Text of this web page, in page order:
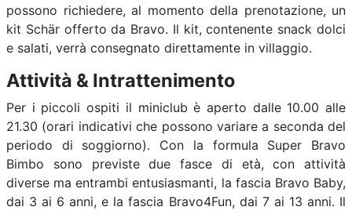
possono richiedere, al momento della prenotazione, un
kit Schär offerto da Bravo. Il kit, contenente snack dolci
e salati, verrà consegnato direttamente in villaggio.
Attività & Intrattenimento
Per i piccoli ospiti il miniclub è aperto dalle 10.00 alle
21.30 (orari indicativi che possono variare a seconda del
periodo di soggiorno). Con la formula Super Bravo
Bimbo sono previste due fasce di età, con attività
diverse ma entrambi entusiasmanti, la fascia Bravo Baby,
dai 3 ai 6 anni, e la fascia Bravo4Fun, dai 7 ai 13 anni. Il